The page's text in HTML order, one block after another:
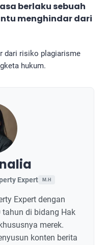
berlaku sebuah
menghindar dari
dari risiko plagiarisme
hukum.
Expert M.H
Expert dengan
di bidang Hak
merek.
konten berita